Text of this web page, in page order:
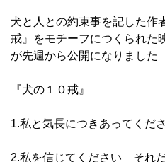
犬と人との約束事を記した作
戒』をモチーフにつくられた
が先週から公開になりました
『犬の１０戒』
1.私と気長につきあってくだ
2.私を信じてください それ